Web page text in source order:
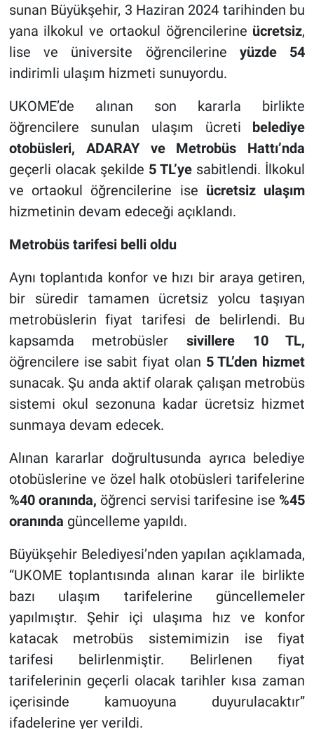
sunan Büyükşehir, 3 Haziran 2024 tarihinden bu
yana ilkokul ve ortaokul öğrencilerine ücretsiz,
lise ve üniversite öğrencilerine yüzde 54
indirimli ulaşım hizmeti sunuyordu.
UKOME’de alınan son kararla birlikte
öğrencilere sunulan ulaşım ücreti belediye
otobüsleri, ADARAY ve Metrobüs Hattı’nda
geçerli olacak şekilde 5 TL’ye sabitlendi. İlkokul
ve ortaokul öğrencilerine ise ücretsiz ulaşım
hizmetinin devam edeceği açıklandı.
Metrobüs tarifesi belli oldu
Aynı toplantıda konfor ve hızı bir araya getiren,
bir süredir tamamen ücretsiz yolcu taşıyan
metrobüslerin fiyat tarifesi de belirlendi. Bu
kapsamda metrobüsler sivillere 10 TL,
öğrencilere ise sabit fiyat olan 5 TL’den hizmet
sunacak. Şu anda aktif olarak çalışan metrobüs
sistemi okul sezonuna kadar ücretsiz hizmet
sunmaya devam edecek.
Alınan kararlar doğrultusunda ayrıca belediye
otobüslerine ve özel halk otobüsleri tarifelerine
%40 oranında, öğrenci servisi tarifesine ise %45
oranında güncelleme yapıldı.
Büyükşehir Belediyesi’nden yapılan açıklamada,
“UKOME toplantısında alınan karar ile birlikte
bazı ulaşım tarifelerine güncellemeler
yapılmıştır. Şehir içi ulaşıma hız ve konfor
katacak metrobüs sistemimizin ise fiyat
tarifesi belirlenmiştir. Belirlenen fiyat
tarifelerinin geçerli olacak tarihler kısa zaman
içerisinde kamuoyuna duyurulacaktır”
ifadelerine yer verildi.